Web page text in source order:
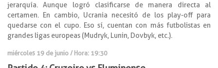
jerarquía. Aunque logró clasificarse de manera directa al
certamen. En cambio, Ucrania necesitó de los play-off para
quedarse con el cupo. Eso sí, cuentan con más futbolistas en
grandes ligas europeas (Mudryk, Lunin, Dovbyk, etc.).
miércoles 19 de junio / Hora: 19:30